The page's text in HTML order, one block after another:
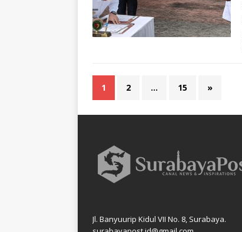
1 2 … 15 »
Jl. Banyuurip Kidul VII No. 8, Surabaya.